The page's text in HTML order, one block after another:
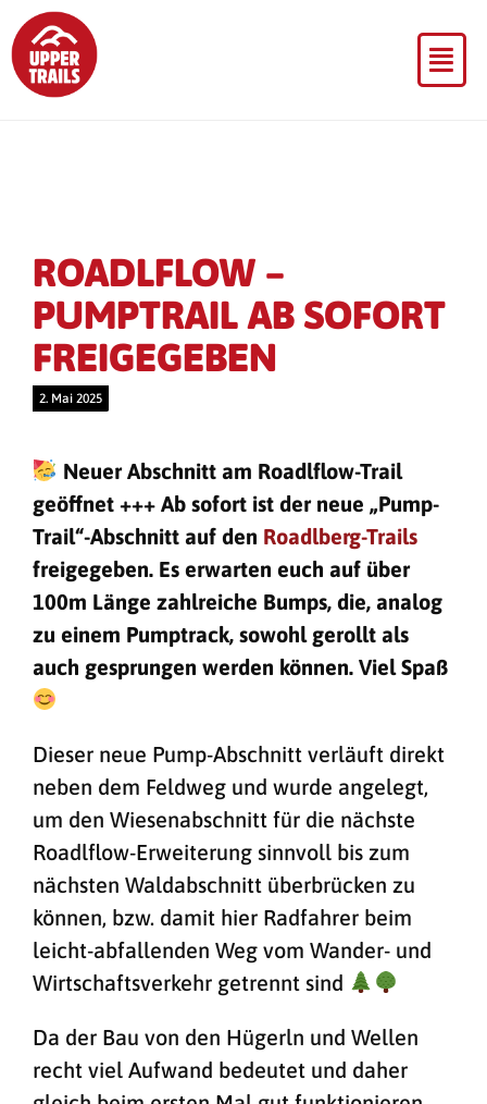
ROADLFLOW –
PUMPTRAIL AB SOFORT
FREIGEGEBEN
2. Mai 2025
Neuer Abschnitt am Roadlflow-Trail
geöffnet +++ Ab sofort ist der neue „Pump-
Trail“-Abschnitt auf den Roadlberg-Trails
freigegeben. Es erwarten euch auf über
100m Länge zahlreiche Bumps, die, analog
zu einem Pumptrack, sowohl gerollt als
auch gesprungen werden können. Viel Spaß
Dieser neue Pump-Abschnitt verläuft direkt
neben dem Feldweg und wurde angelegt,
um den Wiesenabschnitt für die nächste
Roadlflow-Erweiterung sinnvoll bis zum
nächsten Waldabschnitt überbrücken zu
können, bzw. damit hier Radfahrer beim
leicht-abfallenden Weg vom Wander- und
Wirtschaftsverkehr getrennt sind
Da der Bau von den Hügerln und Wellen
recht viel Aufwand bedeutet und daher